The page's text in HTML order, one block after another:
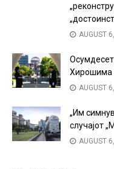
AUGUST
Хирошима
AUGUST
„Им
случајот
AUGUST